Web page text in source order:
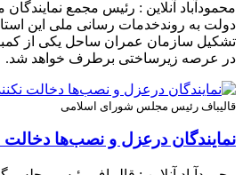
محمودآباد آنلاین : رئیس مجمع
دولت به روندخدمات رسانی ملی این
تشکیل سازمان عمران ساحل یکی از
در عرصه زیرساختی برطرف خواهد شد.
قالیباف رئیس مجلس شورای اسلامی
نمایندگان درعزل و نصب‌ها دخالت